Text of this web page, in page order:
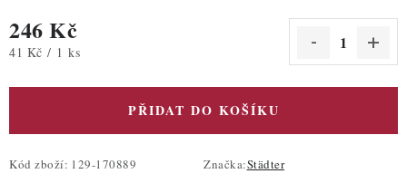
246 Kč
Měrná cena:
41 Kč / 1 ks
PŘIDAT DO KOŠÍKU
Kód zboží: 129-170889 Značka:Städter